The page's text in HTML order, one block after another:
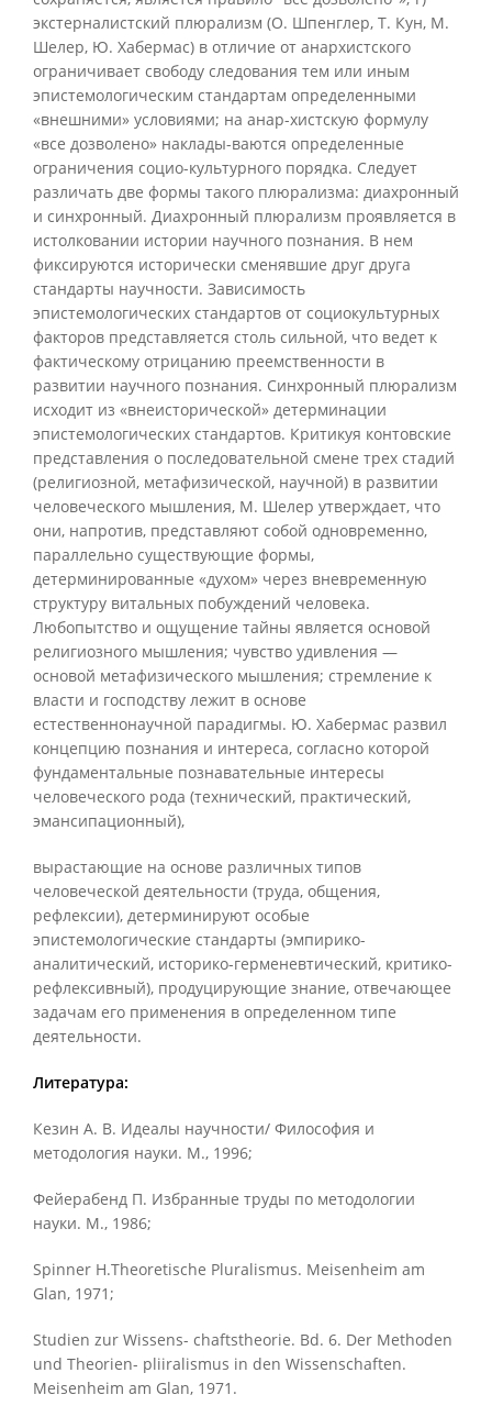
экстерналистский плюрализм (О. Шпенглер, Т. Кун, М.
Шелер, Ю. Хабермас) в отличие от анархистского
ограничивает свободу следования тем или иным
эпистемологическим стандартам определенными
«внешними» условиями; на анар-хистскую формулу
«все дозволено» наклады-ваются определенные
ограничения социо-культурного порядка. Следует
различать две формы такого плюрализма: диахронный
и синхронный. Диахронный плюрализм проявляется в
истолковании истории научного познания. В нем
фиксируются исторически сменявшие друг друга
стандарты научности. Зависимость
эпистемологических стандартов от социокультурных
факторов представляется столь сильной, что ведет к
фактическому отрицанию преемственности в
развитии научного познания. Синхронный плюрализм
исходит из «внеисторической» детерминации
эпистемологических стандартов. Критикуя контовские
представления о последовательной смене трех стадий
(религиозной, метафизической, научной) в развитии
человеческого мышления, М. Шелер утверждает, что
они, напротив, представляют собой одновременно,
параллельно существующие формы,
детерминированные «духом» через вневременную
структуру витальных побуждений человека.
Любопытство и ощущение тайны является основой
религиозного мышления; чувство удивления —
основой метафизического мышления; стремление к
власти и господству лежит в основе
естественнонаучной парадигмы. Ю. Хабермас развил
концепцию познания и интереса, согласно которой
фундаментальные познавательные интересы
человеческого рода (технический, практический,
эмансипационный),
вырастающие на основе различных типов
человеческой деятельности (труда, общения,
рефлексии), детерминируют особые
эпистемологические стандарты (эмпирико-
аналитический, историко-герменевтический, критико-
рефлексивный), продуцирующие знание, отвечающее
задачам его применения в определенном типе
деятельности.
Литература:
Кезин А. В. Идеалы научности/ Философия и
методология науки. М., 1996;
Фейерабенд П. Избранные труды по методологии
науки. М., 1986;
Spinner Н.Theoretische Pluralismus. Meisenheim am
Glan, 1971;
Studien zur Wissens- chaftstheorie. Bd. 6. Der Methoden
und Theorien- pliiralismus in den Wissenschaften.
Meisenheim am Glan, 1971.